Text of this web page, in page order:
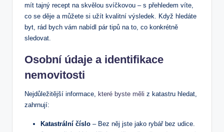
mít tajný recept na‌ skvělou svíčkovou – s přehledem⁤ víte,
‌co se⁤ děje a můžete⁤ si užít kvalitní výsledek. Když hledáte
byt, rád‍ bych vám ‍nabídl pár tipů na ⁢to, co‌ konkrétně‌
sledovat.
Osobní údaje a identifikace
nemovitosti
Nejdůležitější informace, které byste měli z katastru ‌hledat,
‌zahrnují:
Katastrální číslo – Bez něj​ jste jako rybář bez udice.